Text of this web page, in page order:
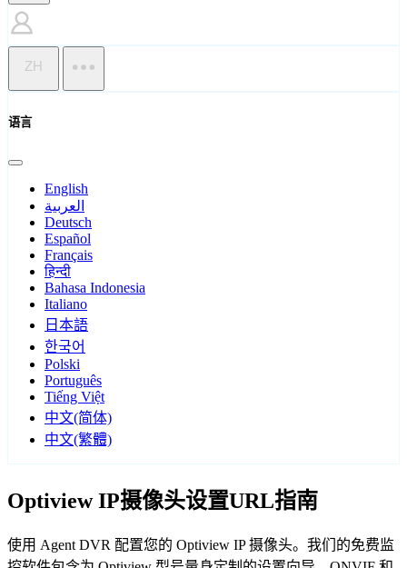
ZH
语言
English
العربية
Deutsch
Español
Français
हिन्दी
Bahasa Indonesia
Italiano
日本語
한국어
Polski
Português
Tiếng Việt
中文(简体)
中文(繁體)
Optiview IP摄像头设置URL指南
使用 Agent DVR 配置您的 Optiview IP 摄像头。我们的免费监